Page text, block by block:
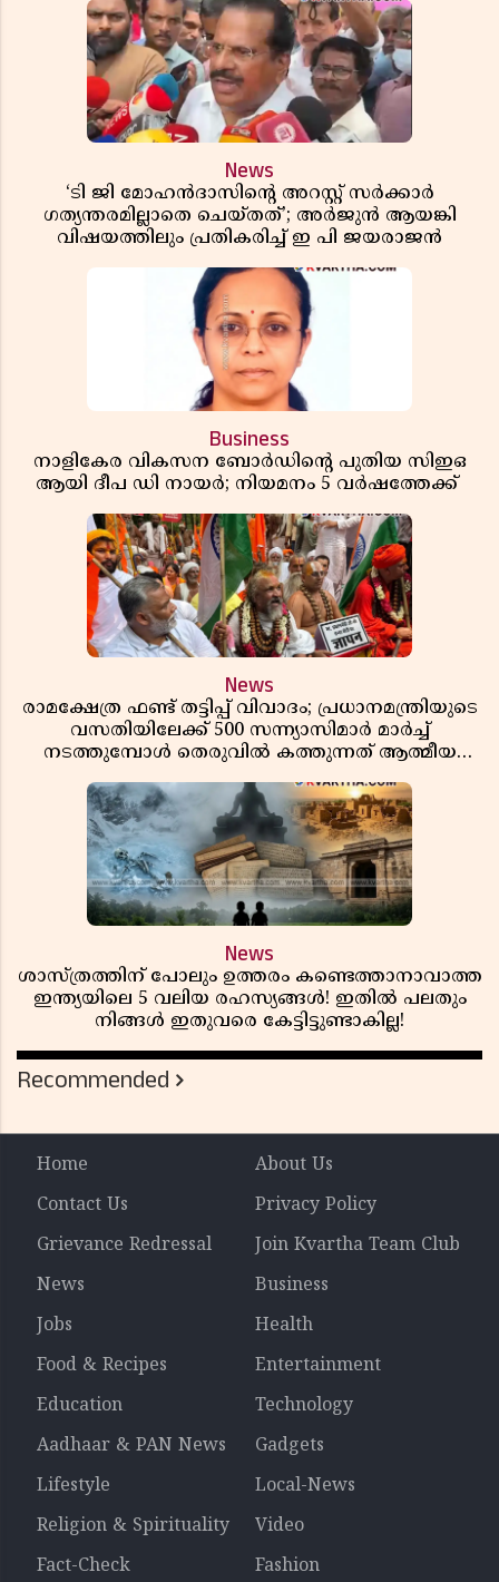
News
‘ടി ജി മോഹൻദാസിൻ്റെ അറസ്റ്റ് സർക്കാർ
ഗത്യന്തരമില്ലാതെ ചെയ്തത്’; അർജുൻ ആയങ്കി
വിഷയത്തിലും പ്രതികരിച്ച് ഇ പി ജയരാജൻ
Business
നാളികേര വികസന ബോർഡിൻ്റെ പുതിയ സിഇഒ
ആയി ദീപ ഡി നായർ; നിയമനം 5 വർഷത്തേക്ക് ​​​​​​​
News
രാമക്ഷേത്ര ഫണ്ട് തട്ടിപ്പ് വിവാദം; പ്രധാനമന്ത്രിയുടെ
വസതിയിലേക്ക് 500 സന്ന്യാസിമാർ മാർച്ച്
നടത്തുമ്പോൾ തെരുവിൽ കത്തുന്നത് ആത്മീയ
News
ശാസ്ത്രത്തിന് പോലും ഉത്തരം കണ്ടെത്താനാവാത്ത
ഇന്ത്യയിലെ 5 വലിയ രഹസ്യങ്ങൾ! ഇതിൽ പലതും
നിങ്ങൾ ഇതുവരെ കേട്ടിട്ടുണ്ടാകില്ല!
Recommended
Home
About Us
Contact Us
Privacy Policy
Grievance Redressal
Join Kvartha Team Club
News
Business
Jobs
Health
Food & Recipes
Entertainment
Education
Technology
Aadhaar & PAN News
Gadgets
Lifestyle
Local-News
Religion & Spirituality
Video
Fact-Check
Fashion